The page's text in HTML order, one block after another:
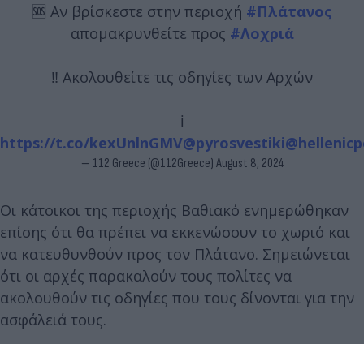
🆘 Αν βρίσκεστε στην περιοχή #Πλάτανος
απομακρυνθείτε προς #Λοχριά
‼️ Ακολουθείτε τις οδηγίες των Αρχών
ℹ️
https://t.co/kexUnlnGMV@pyrosvestiki
— 112 Greece (@112Greece) August 8, 2024
Οι κάτοικοι της περιοχής Βαθιακό ενημερώθηκαν
επίσης ότι θα πρέπει να εκκενώσουν το χωριό και
να κατευθυνθούν προς τον Πλάτανο. Σημειώνεται
ότι οι αρχές παρακαλούν τους πολίτες να
ακολουθούν τις οδηγίες που τους δίνονται για την
ασφάλειά τους.